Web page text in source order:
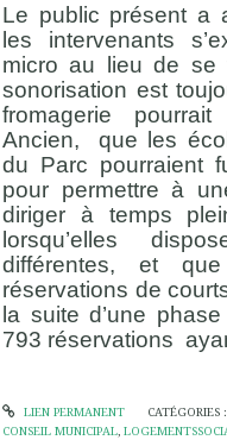
Le public présent a
les intervenants
micro au lieu de se
sonorisation est
fromagerie
Ancien, que les
du Parc pourraient
pour permettre à
diriger à temps
lorsqu’elles
différentes, et
réservations de
la suite d’une
793 réservations
LIEN PERMANENT CATÉGORIES :
CONSEIL MUNICIPAL,